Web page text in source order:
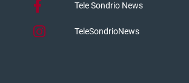
Tele Sondrio News
TeleSondrioNews